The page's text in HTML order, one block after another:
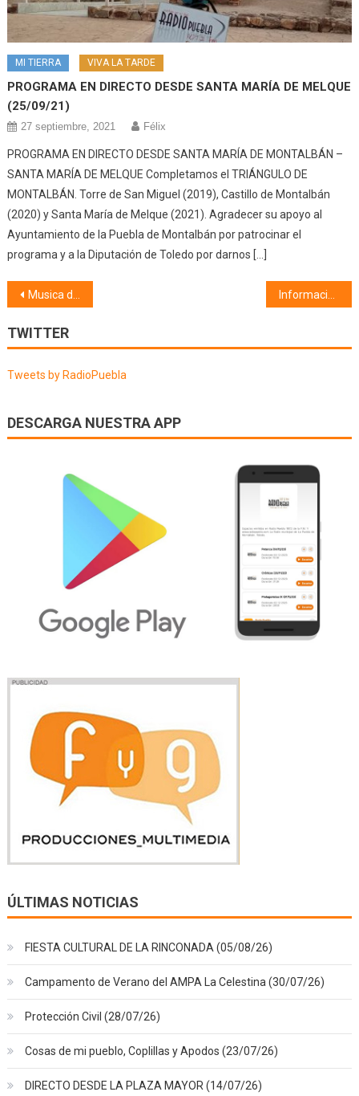
MI TIERRA VIVA LA TARDE
PROGRAMA EN DIRECTO DESDE SANTA MARÍA DE MELQUE
(25/09/21)
27 septiembre, 2021 Félix
PROGRAMA EN DIRECTO DESDE SANTA MARÍA DE MONTALBÁN –
SANTA MARÍA DE MELQUE Completamos el TRIÁNGULO DE
MONTALBÁN. Torre de San Miguel (2019), Castillo de Montalbán
(2020) y Santa María de Melque (2021). Agradecer su apoyo al
Ayuntamiento de la Puebla de Montalbán por patrocinar el
programa y a la Diputación de Toledo por darnos […]
Navegación
de
entradas
Musica de cine (14/02/20)
TWITTER
Tweets by RadioPuebla
DESCARGA NUESTRA APP
ÚLTIMAS NOTICIAS
FIESTA CULTURAL DE LA RINCONADA (05/08/26)
Campamento de Verano del AMPA La Celestina (30/07/26)
Protección Civil (28/07/26)
Cosas de mi pueblo, Coplillas y Apodos (23/07/26)
DIRECTO DESDE LA PLAZA MAYOR (14/07/26)